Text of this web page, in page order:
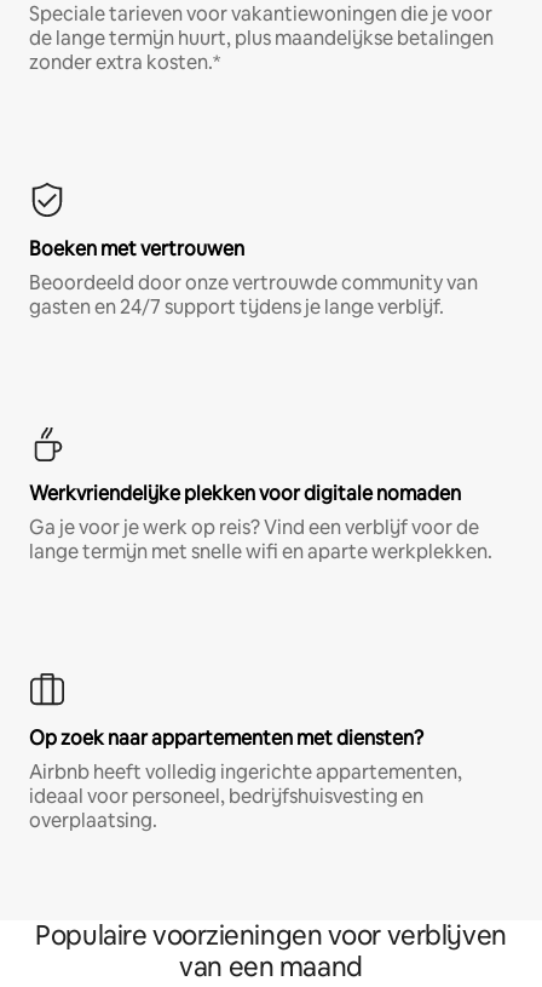
Speciale tarieven voor vakantiewoningen die je voor
de lange termijn huurt, plus maandelijkse betalingen
zonder extra kosten.*
Boeken met vertrouwen
Beoordeeld door onze vertrouwde community van
gasten en 24/7 support tijdens je lange verblijf.
Werkvriendelijke plekken voor digitale nomaden
Ga je voor je werk op reis? Vind een verblijf voor de
lange termijn met snelle wifi en aparte werkplekken.
Op zoek naar appartementen met diensten?
Airbnb heeft volledig ingerichte appartementen,
ideaal voor personeel, bedrijfshuisvesting en
overplaatsing.
Populaire voorzieningen voor verblijven
van een maand